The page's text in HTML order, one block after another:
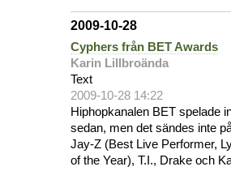
2009-10-28
Cyphers från BET Awards
Karin Lillbroända
Text
2009-10-28 14:22
Hiphopkanalen BET spelade
sedan, men det sändes inte
Jay-Z (Best Live Performer,
of the Year), T.I., Drake och